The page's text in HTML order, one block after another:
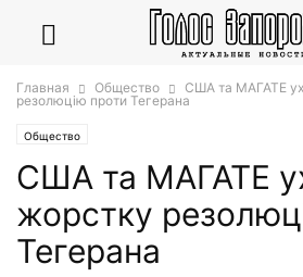
Главная Общество
США та МАГАТЕ
резолюцію проти Тегерана
Общество
США та МАГАТЕ
жорстку
Тегерана